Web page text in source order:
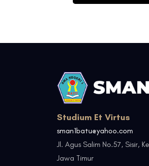
Studium Et Virtus
sman1batu@yahoo.com
Jl. Agus Salim No.57, Sisir,
Jawa Timur